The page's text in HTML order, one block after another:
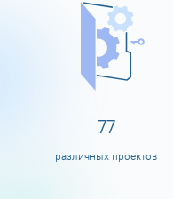
80
различных проектов